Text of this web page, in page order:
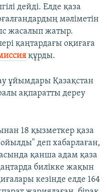
дейді. Елде қаза
мәліметін
жасалып жатыр.
қаңтардағы оқиғаға
құрды.
ұйымдары Қазақстан
ақпаратты дереу
18 қызметкер қаза
деп хабарлаған,
қанша адам қаза
билікке жақын
кезінде елде 164